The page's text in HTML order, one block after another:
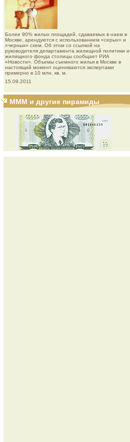
Более 90% жилых площадей, сдаваемых в наем в
Москве, арендуются с использованием «серых» и
«черных» схем. Об этом со ссылкой на
руководителя департамента жилищной политики и
жилищного фонда столицы сообщает РИА
«Новости». Объемы съемного жилья в Москве в
настоящий момент оцениваются экспертами
примерно в 10 млн. кв. м.
15.09.2011
МММ и другие пирамиды